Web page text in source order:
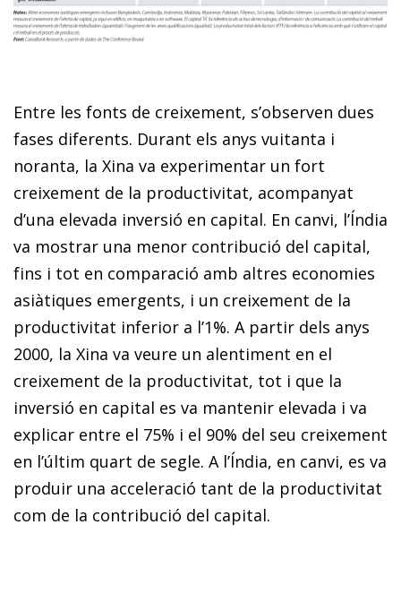
Entre les fonts de creixement, s’observen dues
fases diferents. Durant els anys vuitanta i
noranta, la Xina va experimentar un fort
creixement de la productivitat, acompanyat
d’una elevada inversió en capital. En canvi, l’Índia
va mostrar una menor contribució del capital,
fins i tot en comparació amb altres economies
asiàtiques emergents, i un creixement de la
productivitat inferior a l’1%. A partir dels anys
2000, la Xina va veure un alentiment en el
creixement de la productivitat, tot i que la
inversió en capital es va mantenir elevada i va
explicar entre el 75% i el 90% del seu creixement
en l’últim quart de segle. A l’Índia, en canvi, es va
produir una acceleració tant de la productivitat
com de la contribució del capital.